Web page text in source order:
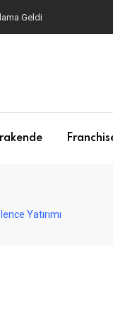
Geldi
Yatırımı